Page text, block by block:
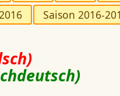
Saison 2016-